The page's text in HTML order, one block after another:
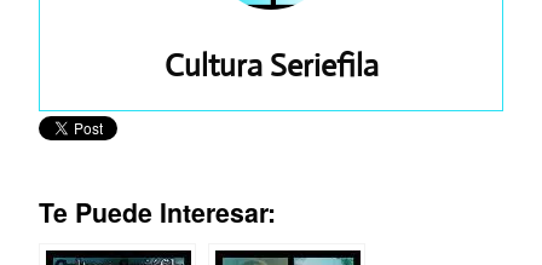
Cultura Seriefila
Te Puede Interesar: